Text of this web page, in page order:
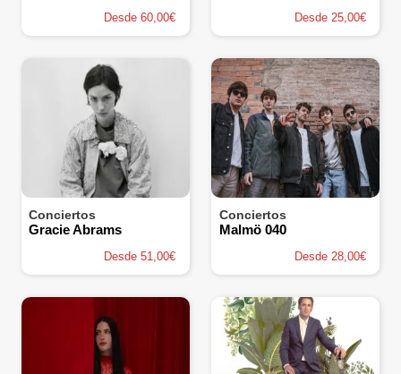
Desde 60,00€ Desde 25,00€
Conciertos
Gracie Abrams
Desde 51,00€
Conciertos
Malmö 040
Desde 28,00€